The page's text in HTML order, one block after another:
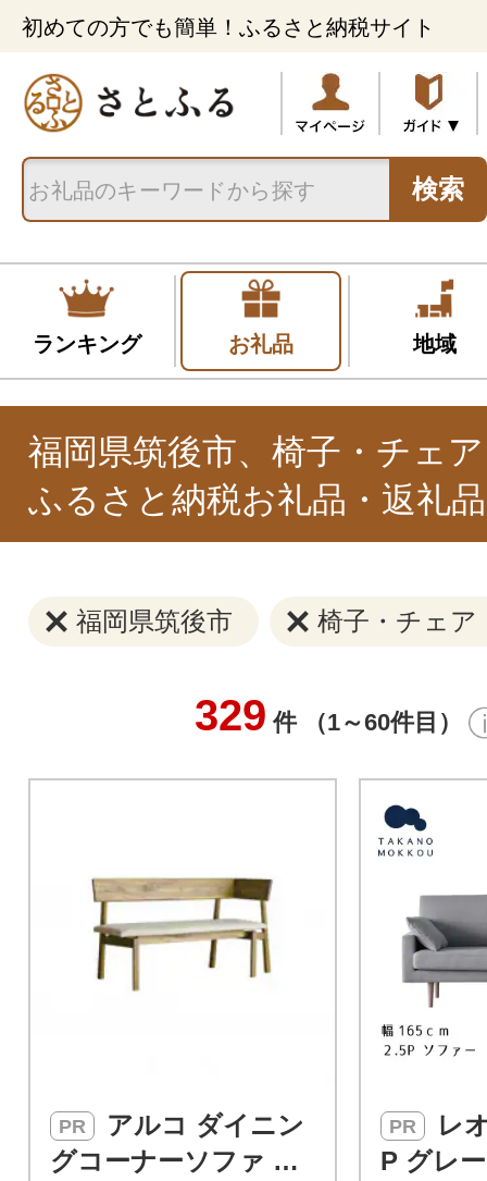
初めての方でも簡単！ふるさと納税サイト
検索
ランキング お礼品 地域
福岡県筑後市、椅子・チェ
ふるさと納税お礼品・返礼
福岡県筑後市 椅子・チェア
329 件 （1～60件目）
PR
グコーナーソファ ホ
PR
P グレ